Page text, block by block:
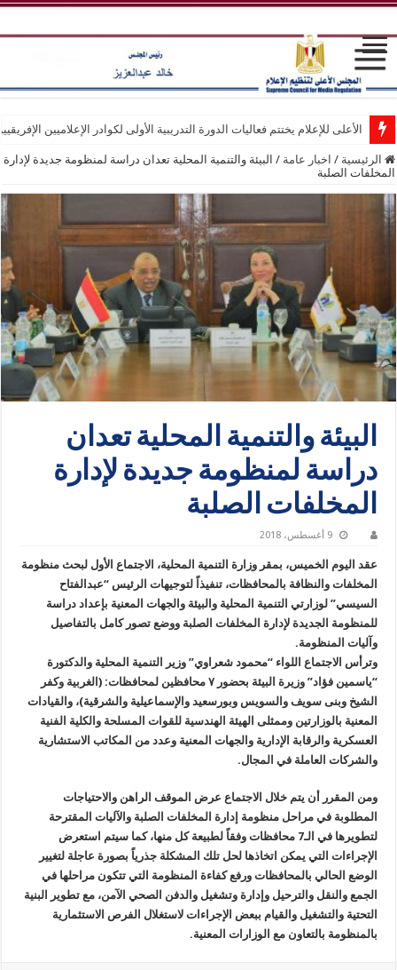
الأعلى للإعلام يختتم فعاليات الدورة التدريبية الأولى لكوادر الإعلاميين
الرئيسية / اخبار عامة / البيئة والتنمية المحلية تعدان دراسة لمنظومة جديدة لإدارة
المخلفات الصلبة
البيئة والتنمية المحلية تعدان
دراسة لمنظومة جديدة لإدارة
المخلفات الصلبة
9 أغسطس، 2018
عقد اليوم الخميس، بمقر وزارة التنمية المحلية، الاجتماع الأول لبحث منظومة
المخلفات والنظافة بالمحافظات، تنفيذاً لتوجيهات الرئيس “عبدالفتاح
السيسي” لوزارتي التنمية المحلية والبيئة والجهات المعنية بإعداد دراسة
للمنظومة الجديدة لإدارة المخلفات الصلبة ووضع تصور كامل بالتفاصيل
وآليات المنظومة.
وترأس الاجتماع اللواء “محمود شعراوي” وزير التنمية المحلية والدكتورة
“ياسمين فؤاد” وزيرة البيئة بحضور ٧ محافظين لمحافظات: (الغربية وكفر
الشيخ وبنى سويف والسويس وبورسعيد والإسماعيلية والشرقية)، والقيادات
المعنية بالوزارتين وممثلى الهيئة الهندسية للقوات المسلحة والكلية الفنية
العسكرية والرقابة الإدارية والجهات المعنية وعدد من المكاتب الاستشارية
والشركات العاملة في المجال.
ومن المقرر أن يتم خلال الاجتماع عرض الموقف الراهن والاحتياجات
المطلوبة في مراحل منظومة إدارة المخلفات الصلبة والآليات المقترحة
لتطويرها في الـ7 محافظات وفقاً لطبيعة كل منها، كما سيتم استعرض
الإجراءات التي يمكن اتخاذها لحل تلك المشكلة جذرياً بصورة عاجلة لتغيير
الوضع الحالي بالمحافظات ورفع كفاءة المنظومة التي تتكون مراحلها في
الجمع والنقل والترحيل وإدارة وتشغيل والدفن الصحي الآمن، مع تطوير البنية
التحتية والتشغيل والقيام ببعض الإجراءات لاستغلال الفرص الاستثمارية
بالمنظومة بالتعاون مع الوزارات المعنية.